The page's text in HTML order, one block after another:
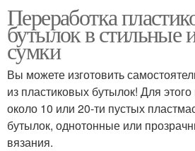
Переработка
бутылок в стильные
сумки
Вы можете изготовить
из пластиковых бутылок! Для
около 10 или 20-ти пустых
бутылок, однотонные или
вязания.